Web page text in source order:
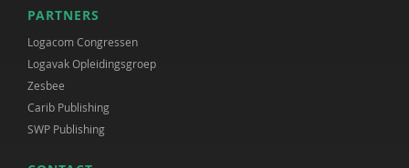
PARTNERS
Logacom Congressen
Logavak Opleidingsgroep
Zesbee
Carib Publishing
SWP Publishing